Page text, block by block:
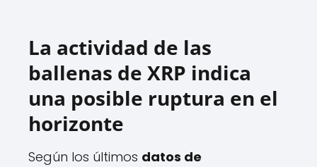
La actividad de las
ballenas de XRP indica
una posible ruptura en el
horizonte
Según los últimos datos de